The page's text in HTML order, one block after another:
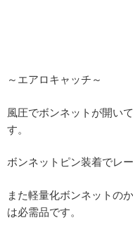
～エアロキャッチ～
風圧でボンネットが開い
す。
ボンネットピン装着でレ
また軽量化ボンネットの
は必需品です。